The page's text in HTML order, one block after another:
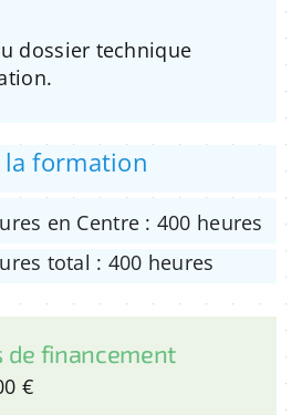
dossier technique
la formation
en Centre : 400 heures
total : 400 heures
de financement
€